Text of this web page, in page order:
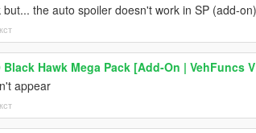
the auto spoiler doesn't work in SP (add-
Black Hawk Mega Pack [Add-On | VehFuncs
appear